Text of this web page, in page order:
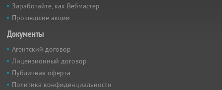
Заработайте, как Вебмастер
Прошедшие акции
Документы
Агентский договор
Лицензионный договор
Публичная оферта
Политика конфиденциальности